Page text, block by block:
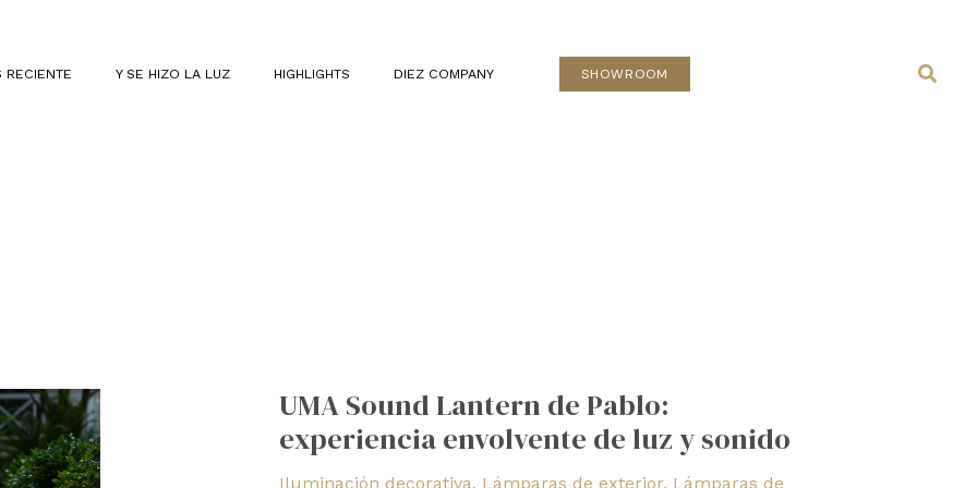
RECIENTE Y SE HIZO LA LUZ HIGHLIGHTS DIEZ COMPANY SHOWROOM
UMA Sound Lantern de Pablo:
experiencia envolvente de luz y sonido
Iluminación decorativa, Lámparas de exterior, Lámparas de
Lantern
de
Pablo: